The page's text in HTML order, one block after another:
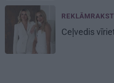
Ceļvedis